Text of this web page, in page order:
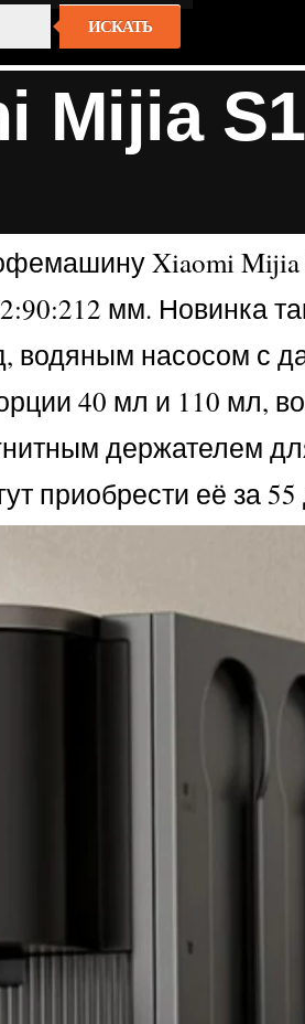
ИСКАТЬ
Xiaomi Mijia
мм. Новинка
насосом с
40 мл и 110 мл,
держателем
приобрести её за